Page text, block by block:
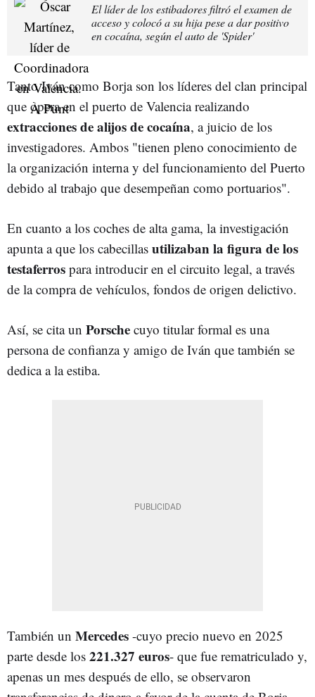
El líder de los estibadores filtró el examen de
acceso y colocó a su hija pese a dar positivo
en cocaína, según el auto de 'Spider'
Tanto Iván como Borja son los líderes del clan principal
que opera en el puerto de Valencia realizando
extracciones de alijos de cocaína, a juicio de los
investigadores. Ambos "tienen pleno conocimiento de
la organización interna y del funcionamiento del Puerto
debido al trabajo que desempeñan como portuarios".
En cuanto a los coches de alta gama, la investigación
apunta a que los cabecillas utilizaban la figura de los
testaferros para introducir en el circuito legal, a través
de la compra de vehículos, fondos de origen delictivo.
Así, se cita un Porsche cuyo titular formal es una
persona de confianza y amigo de Iván que también se
dedica a la estiba.
También un Mercedes -cuyo precio nuevo en 2025
parte desde los 221.327 euros- que fue rematriculado y,
apenas un mes después de ello, se observaron